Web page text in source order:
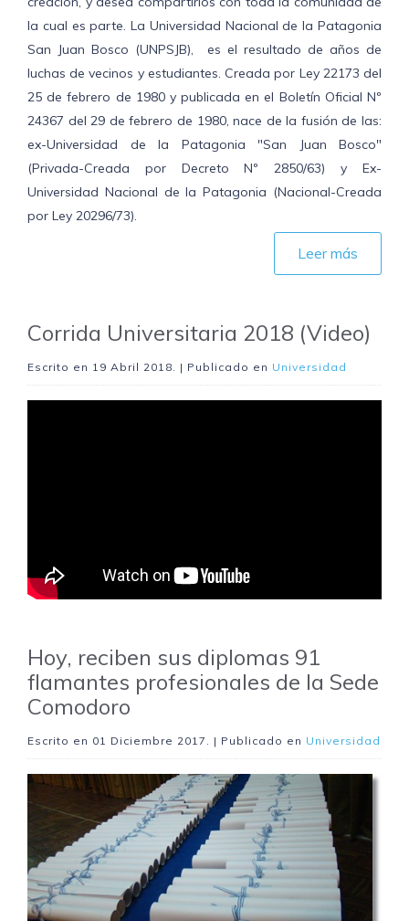
la cual es parte. La Universidad Nacional de la Patagonia
San Juan Bosco (UNPSJB), es el resultado de años de
luchas de vecinos y estudiantes. Creada por Ley 22173 del
25 de febrero de 1980 y publicada en el Boletín Oficial Nº
24367 del 29 de febrero de 1980, nace de la fusión de las:
ex-Universidad de la Patagonia "San Juan Bosco"
(Privada-Creada por Decreto Nº 2850/63) y Ex-
Universidad Nacional de la Patagonia (Nacional-Creada
por Ley 20296/73).
Leer más
Corrida Universitaria 2018 (Video)
Escrito en 19 Abril 2018. | Publicado en Universidad
Hoy, reciben sus diplomas 91
flamantes profesionales de la Sede
Comodoro
Escrito en 01 Diciembre 2017 . | Publicado en Universidad